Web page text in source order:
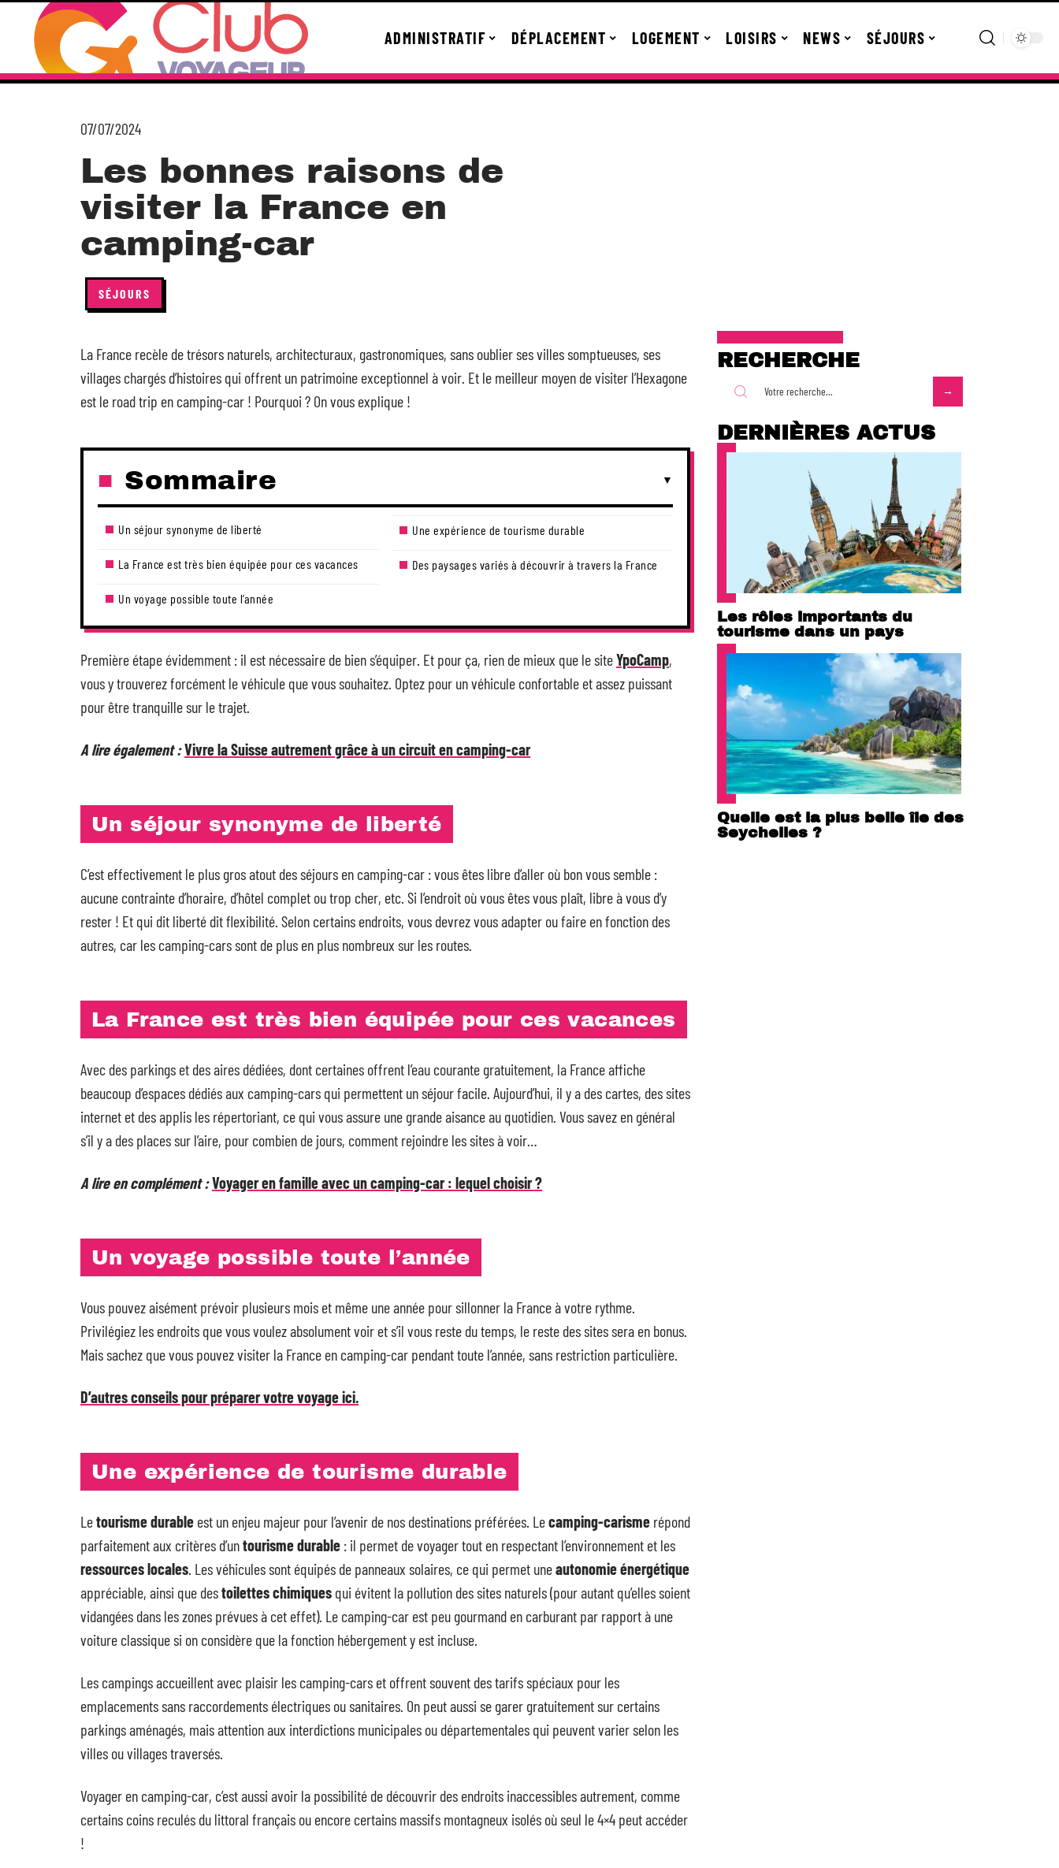
ADMINISTRATIF DÉPLACEMENT LOGEMENT LOISIRS NEWS SÉJOURS
07/07/2024
Les bonnes raisons de
visiter la France en
camping-car
SÉJOURS
La France recèle de trésors naturels, architecturaux, gastronomiques, sans oublier ses villes somptueuses, ses
villages chargés d’histoires qui offrent un patrimoine exceptionnel à voir. Et le meilleur moyen de visiter l’Hexagone
est le road trip en camping-car ! Pourquoi ? On vous explique !
Sommaire
Un séjour synonyme de liberté
La France est très bien équipée pour ces vacances
Un voyage possible toute l’année
Une expérience de tourisme durable
Des paysages variés à découvrir à travers la France
Première étape évidemment : il est nécessaire de bien s’équiper. Et pour ça, rien de mieux que le siteYpoCamp,
vous y trouverez forcément le véhicule que vous souhaitez. Optez pour un véhicule confortable et assez puissant
pour être tranquille sur le trajet.
A lire également :Vivre la Suisse autrement grâce à un circuit en camping-car
Un séjour synonyme de liberté
C’est effectivement le plus gros atout des séjours en camping-car : vous êtes libre d’aller où bon vous semble :
aucune contrainte d’horaire, d’hôtel complet ou trop cher, etc. Si l’endroit où vous êtes vous plaît, libre à vous d’y
rester ! Et qui dit liberté dit flexibilité. Selon certains endroits, vous devrez vous adapter ou faire en fonction des
autres, car les camping-cars sont de plus en plus nombreux sur les routes.
La France est très bien équipée pour ces vacances
Avec des parkings et des aires dédiées, dont certaines offrent l’eau courante gratuitement, la France affiche
beaucoup d’espaces dédiés aux camping-cars qui permettent un séjour facile. Aujourd’hui, il y a des cartes, des sites
internet et des applis les répertoriant, ce qui vous assure une grande aisance au quotidien. Vous savez en général
s’il y a des places sur l’aire, pour combien de jours, comment rejoindre les sites à voir…
A lire en complément :Voyager en famille avec un camping-car : lequel choisir ?
Un voyage possible toute l’année
Vous pouvez aisément prévoir plusieurs mois et même une année pour sillonner la France à votre rythme.
Privilégiez les endroits que vous voulez absolument voir et s’il vous reste du temps, le reste des sites sera en bonus.
Mais sachez que vous pouvez visiter la France en camping-car pendant toute l’année, sans restriction particulière.
D’autres conseils pour préparer votre voyage ici.
Une expérience de tourisme durable
Letourisme durable est un enjeu majeur pour l’avenir de nos destinations préférées. Lecamping-carisme répond
parfaitement aux critères d’untourisme durable : il permet de voyager tout en respectant l’environnement et les
ressources locales. Les véhicules sont équipés de panneaux solaires, ce qui permet uneautonomie énergétique
appréciable, ainsi que destoilettes chimiques qui évitent la pollution des sites naturels (pour autant qu’elles soient
vidangées dans les zones prévues à cet effet). Le camping-car est peu gourmand en carburant par rapport à une
voiture classique si on considère que la fonction hébergement y est incluse.
Les campings accueillent avec plaisir les camping-cars et offrent souvent des tarifs spéciaux pour les
emplacements sans raccordements électriques ou sanitaires. On peut aussi se garer gratuitement sur certains
parkings aménagés, mais attention aux interdictions municipales ou départementales qui peuvent varier selon les
villes ou villages traversés.
Voyager en camping-car, c’est aussi avoir la possibilité de découvrir des endroits inaccessibles autrement, comme
certains coins reculés du littoral français ou encore certains massifs montagneux isolés où seul le 4×4 peut accéder
!
RECHERCHE
DERNIÈRES ACTUS
Les rôles importants du
tourisme dans un pays
Quelle est la plus belle île des
Seychelles ?